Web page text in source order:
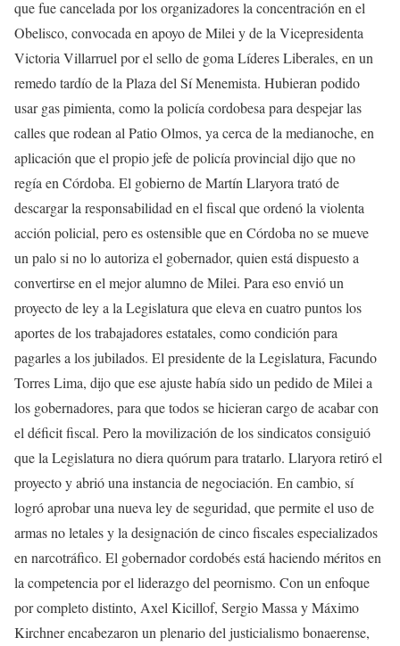
que fue cancelada por los organizadores la concentración en el
Obelisco, convocada en apoyo de Milei y de la Vicepresidenta
Victoria Villarruel por el sello de goma Líderes Liberales, en un
remedo tardío de la Plaza del Sí Menemista. Hubieran podido
usar gas pimienta, como la policía cordobesa para despejar las
calles que rodean al Patio Olmos, ya cerca de la medianoche, en
aplicación que el propio jefe de policía provincial dijo que no
regía en Córdoba. El gobierno de Martín Llaryora trató de
descargar la responsabilidad en el fiscal que ordenó la violenta
acción policial, pero es ostensible que en Córdoba no se mueve
un palo si no lo autoriza el gobernador, quien está dispuesto a
convertirse en el mejor alumno de Milei. Para eso envió un
proyecto de ley a la Legislatura que eleva en cuatro puntos los
aportes de los trabajadores estatales, como condición para
pagarles a los jubilados. El presidente de la Legislatura, Facundo
Torres Lima, dijo que ese ajuste había sido un pedido de Milei a
los gobernadores, para que todos se hicieran cargo de acabar con
el déficit fiscal. Pero la movilización de los sindicatos consiguió
que la Legislatura no diera quórum para tratarlo. Llaryora retiró el
proyecto y abrió una instancia de negociación. En cambio, sí
logró aprobar una nueva ley de seguridad, que permite el uso de
armas no letales y la designación de cinco fiscales especializados
en narcotráfico. El gobernador cordobés está haciendo méritos en
la competencia por el liderazgo del peornismo. Con un enfoque
por completo distinto, Axel Kicillof, Sergio Massa y Máximo
Kirchner encabezaron un plenario del justicialismo bonaerense,